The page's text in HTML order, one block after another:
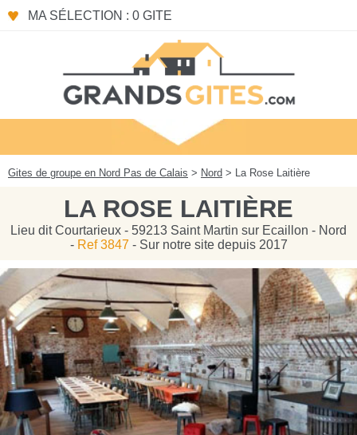
MA SÉLECTION : 0 GITE
Gites de groupe en Nord Pas de Calais > Nord > La Rose Laitière
LA ROSE LAITIÈRE
Lieu dit Courtarieux - 59213 Saint Martin sur Ecaillon - Nord
- Ref 3847 - Sur notre site depuis 2017
Panneau de gestion des cookies